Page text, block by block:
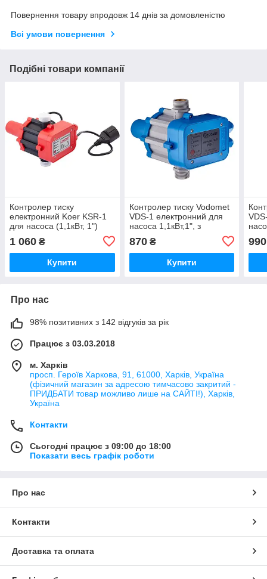
Повернення товару впродовж 14 днів за домовленістю
Всі умови повернення
Подібні товари компанії
Контролер тиску
електронний Koer KSR-1
для насоса (1,1кВт, 1")
1 060 ₴
Купити
Контролер тиску Vodomet
VDS-1 електронний для
насоса 1,1кВт,1", з
870₴
Купити
990
Про нас
98% позитивних з 142 відгуків за рік
Працює з 03.03.2018
м. Харків
просп. Героїв Харкова, 91, 61000, Харків, Україна
(фізичний магазин за адресою тимчасово закритий -
ПРИДБАТИ товар можливо лише на САЙТІ!), Харків,
Україна
Контакти
Сьогодні працює з 09:00 до 18:00
Показати весь графік роботи
Про нас
Контакти
Доставка та оплата